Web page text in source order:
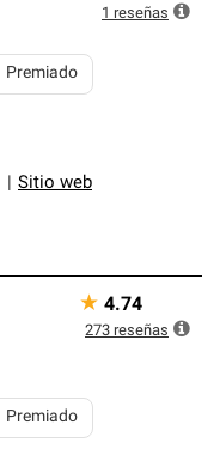
Sitio web
Premiado
1 reseñas
Premiado
★ 4.74
273 reseñas